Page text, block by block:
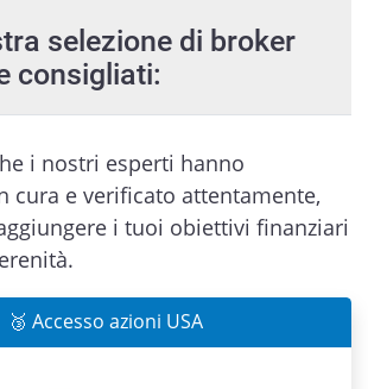
selezione di broker
consigliati:
i nostri esperti hanno
cura e verificato attentamente,
i tuoi obiettivi finanziari
🥉 Accesso azioni USA